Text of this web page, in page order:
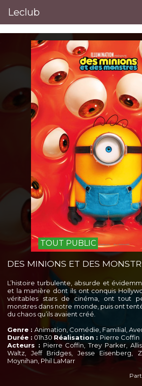
Leclub
TOUT PUBLIC
DES MINIONS ET DES
L’histoire turbulente, absurde et
et la manière dont ils ont conquis
véritables stars de cinéma, ont tout
monstres dans notre monde, puis ont
du chaos qu’ils avaient créé.
Genre : Animation, Comédie, Familial,
Durée : 01h30 Réalisation : Pierre Coffin
Acteurs : Pierre Coffin, Trey Parker,
Waltz, Jeff Bridges, Jesse Eisenberg,
Moynihan, Phil LaMarr